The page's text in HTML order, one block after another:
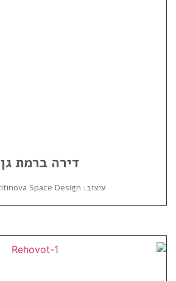
דירה ברמת גן
עיצוב: Mingazitinova Space Design